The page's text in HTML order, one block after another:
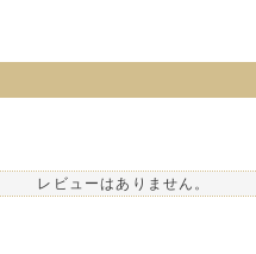
レビューはありません。